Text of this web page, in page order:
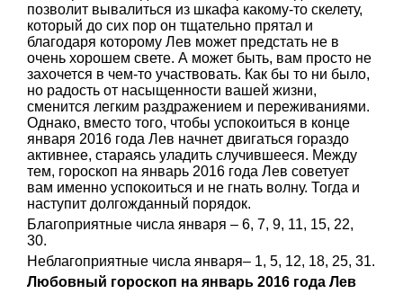
позволит вывалиться из шкафа какому-то скелету,
который до сих пор он тщательно прятал и
благодаря которому Лев может предстать не в
очень хорошем свете. А может быть, вам просто не
захочется в чем-то участвовать. Как бы то ни было,
но радость от насыщенности вашей жизни,
сменится легким раздражением и переживаниями.
Однако, вместо того, чтобы успокоиться в конце
января 2016 года Лев начнет двигаться гораздо
активнее, стараясь уладить случившееся. Между
тем, гороскоп на январь 2016 года Лев советует
вам именно успокоиться и не гнать волну. Тогда и
наступит долгожданный порядок.
Благоприятные числа января – 6, 7, 9, 11, 15, 22,
30.
Неблагоприятные числа января– 1, 5, 12, 18, 25, 31.
Любовный гороскоп на январь 2016 года Лев